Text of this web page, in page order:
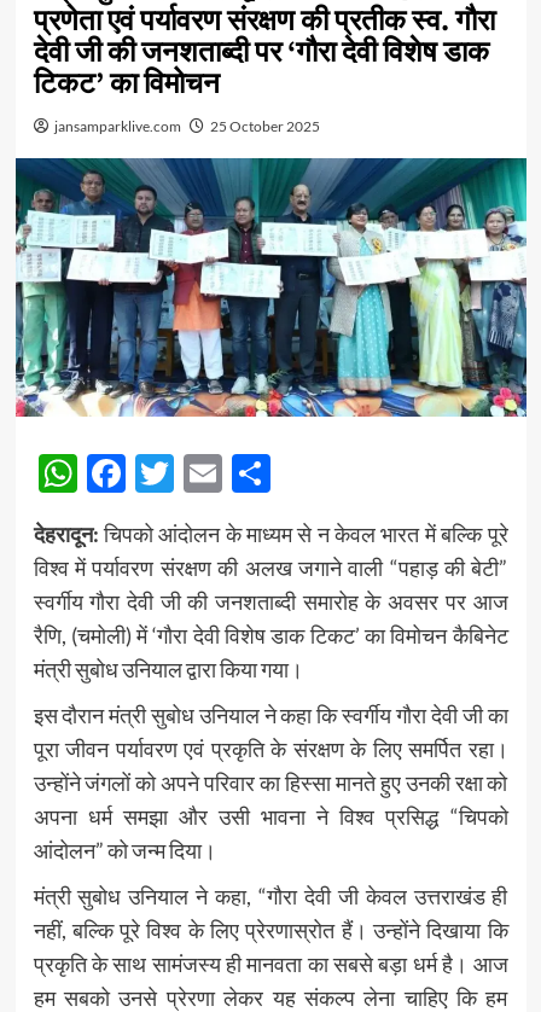
प्रणेता एवं पर्यावरण संरक्षण की प्रतीक स्व. गौरा
देवी जी की जनशताब्दी पर ‘गौरा देवी विशेष डाक
टिकट’ का विमोचन
jansamparklive.com 25 October 2025
WhatsApp
Facebook
Twitter
EmailShare
देहरादून:चिपको आंदोलन के माध्यम से न केवल भारत में बल्कि पूरे
विश्व में पर्यावरण संरक्षण की अलख जगाने वाली “पहाड़ की बेटी”
स्वर्गीय गौरा देवी जी की जनशताब्दी समारोह के अवसर पर आज
रैणि, (चमोली) में ‘गौरा देवी विशेष डाक टिकट’ का विमोचन कैबिनेट
मंत्री सुबोध उनियाल द्वारा किया गया।
इस दौरान मंत्री सुबोध उनियाल ने कहा कि स्वर्गीय गौरा देवी जी का
पूरा जीवन पर्यावरण एवं प्रकृति के संरक्षण के लिए समर्पित रहा।
उन्होंने जंगलों को अपने परिवार का हिस्सा मानते हुए उनकी रक्षा को
अपना धर्म समझा और उसी भावना ने विश्व प्रसिद्ध “चिपको
आंदोलन” को जन्म दिया।
मंत्री सुबोध उनियाल ने कहा, “गौरा देवी जी केवल उत्तराखंड ही
नहीं, बल्कि पूरे विश्व के लिए प्रेरणास्रोत हैं। उन्होंने दिखाया कि
प्रकृति के साथ सामंजस्य ही मानवता का सबसे बड़ा धर्म है। आज
हम सबको उनसे प्रेरणा लेकर यह संकल्प लेना चाहिए कि हम